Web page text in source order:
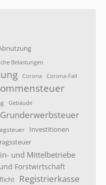
Belastungen
Corona Corona-Fall
Gebäude
Grunderwerbsteuer
Investitionen
und Mittelbetriebe
Forstwirtschaft
Registrierkasse